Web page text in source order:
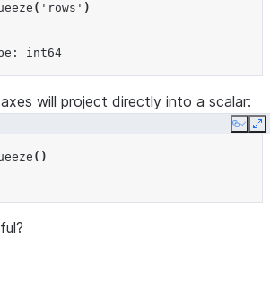
( 'rows' )
int64
will project directly into a scalar:
Copy
()